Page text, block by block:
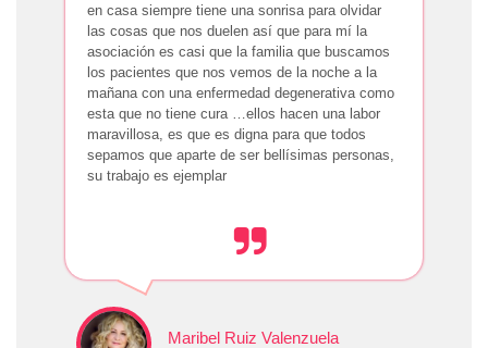
en casa siempre tiene una sonrisa para olvidar
las cosas que nos duelen así que para mí la
asociación es casi que la familia que buscamos
los pacientes que nos vemos de la noche a la
mañana con una enfermedad degenerativa como
esta que no tiene cura …ellos hacen una labor
maravillosa, es que es digna para que todos
sepamos que aparte de ser bellísimas personas,
su trabajo es ejemplar
Maribel Ruiz Valenzuela